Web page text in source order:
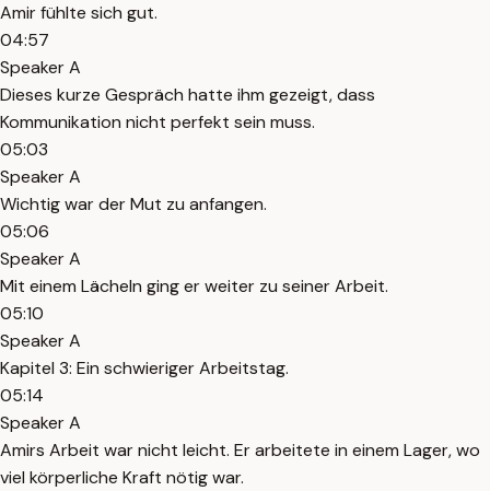
Amir fühlte sich gut.
04:57
Speaker A
Dieses kurze Gespräch hatte ihm gezeigt, dass
Kommunikation nicht perfekt sein muss.
05:03
Speaker A
Wichtig war der Mut zu anfangen.
05:06
Speaker A
Mit einem Lächeln ging er weiter zu seiner Arbeit.
05:10
Speaker A
Kapitel 3: Ein schwieriger Arbeitstag.
05:14
Speaker A
Amirs Arbeit war nicht leicht. Er arbeitete in einem Lager, wo
viel körperliche Kraft nötig war.